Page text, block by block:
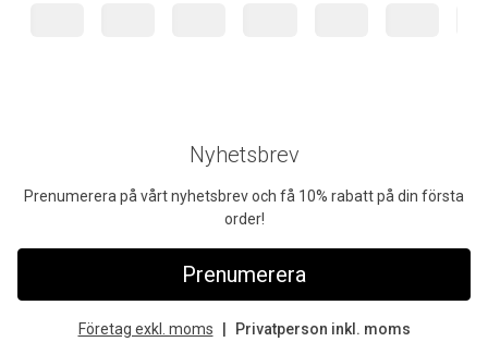
Nyhetsbrev
Prenumerera på vårt nyhetsbrev och få 10% rabatt på din första
order!
Prenumerera
Företag exkl. moms Privatperson inkl. moms